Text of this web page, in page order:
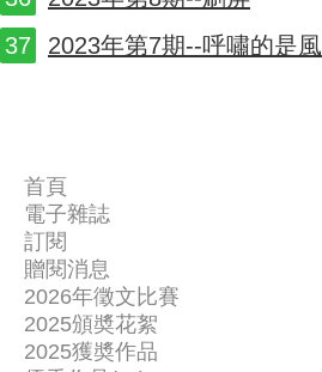
2023年第7期--呼嘯的是風
首頁
關
於
我
們
讀
者
新
聞
聯
絡
我
電子雜誌
訂閱
贈閱消息
2026年徵文比賽
2025頒奬花絮
2025獲奬作品